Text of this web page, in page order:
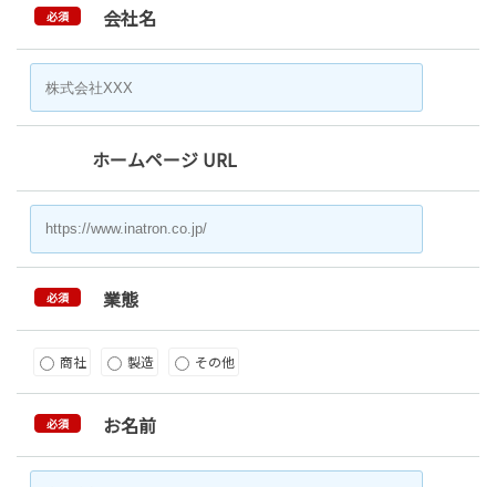
必須 会社名
ホームページ URL
必須 業態
商社 製造 その他
必須 お名前